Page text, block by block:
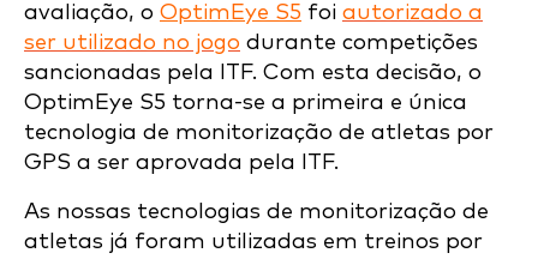
avaliação, o OptimEye S5 foi autorizado a
ser utilizado no jogo durante competições
sancionadas pela ITF. Com esta decisão, o
OptimEye S5 torna-se a primeira e única
tecnologia de monitorização de atletas por
GPS a ser aprovada pela ITF.
As nossas tecnologias de monitorização de
atletas já foram utilizadas em treinos por